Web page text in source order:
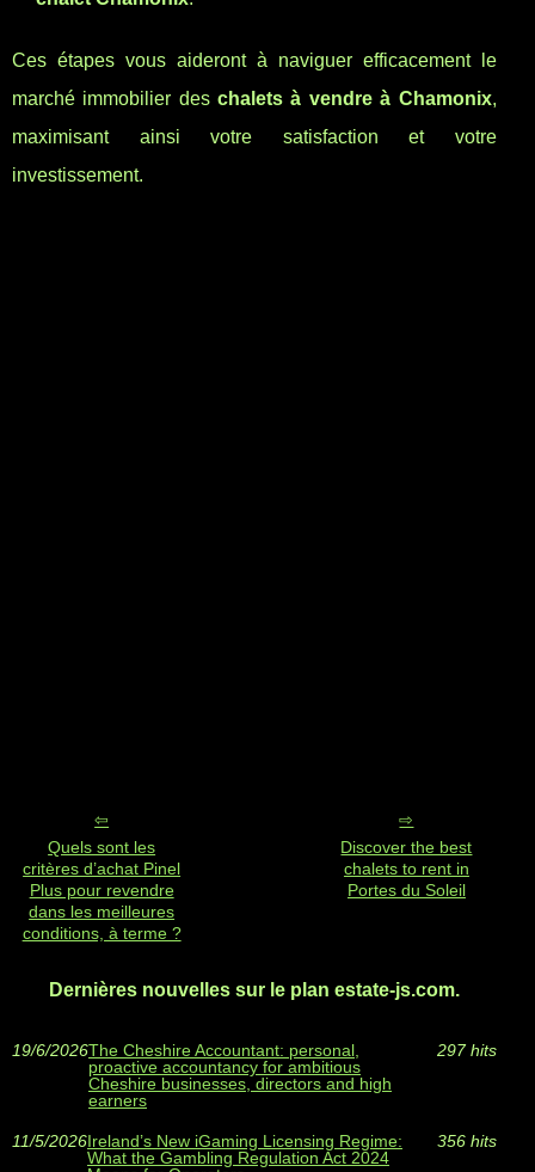
Ces étapes vous aideront à naviguer efficacement le
marché immobilier deschalets à vendre à Chamonix,
maximisant ainsi votre satisfaction et votre
investissement.
Quels sont les
critères d’achat Pinel
Plus pour revendre
dans les meilleures
conditions, à terme ?
Discover the best
chalets to rent in
Portes du Soleil
Dernières nouvelles sur le plan estate-js.com.
19/6/2026The Cheshire Accountant: personal,
proactive accountancy for ambitious
Cheshire businesses, directors and high
earners
297 hits
11/5/2026Ireland’s New iGaming Licensing Regime:
What the Gambling Regulation Act 2024
356 hits